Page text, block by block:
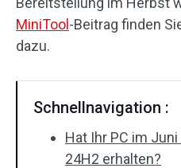
MiniTool -Beitrag finden
dazu.
Schnellnavigation :
Hat Ihr PC im
24H2 erhalten?